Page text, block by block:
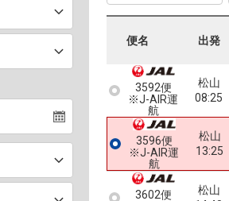
便名 出発
3592便
※J-AIR運
航
松山
08:25
3596便
※J-AIR運
航
松山
13:25
3602便
松山